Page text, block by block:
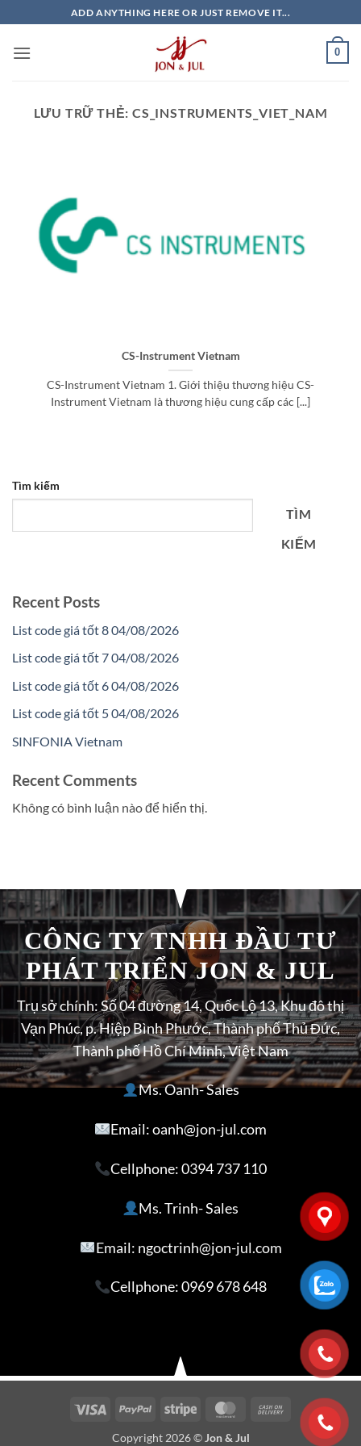
qua
nội
ADD ANYTHING HERE OR JUST REMOVE IT...
0
LƯU TRỮ THẺ: CS_INSTRUMENTS_VIET_NAM
CS-Instrument Vietnam
CS-Instrument Vietnam 1. Giới thiệu thương hiệu CS-
Instrument Vietnam là thương hiệu cung cấp các [...]
Tìm kiếm
TÌM
KIẾM
Recent Posts
List code giá tốt 8 04/08/2026
List code giá tốt 7 04/08/2026
List code giá tốt 6 04/08/2026
List code giá tốt 5 04/08/2026
SINFONIA Vietnam
Recent Comments
Không có bình luận nào để hiển thị.
CÔNG TY TNHH ĐẦU TƯ
PHÁT TRIỂN JON & JUL
Trụ sở chính: Số 04 đường 14, Quốc Lộ 13, Khu đô thị
Vạn Phúc, p. Hiệp Bình Phước, Thành phố Thủ Đức,
Thành phố Hồ Chí Minh, Việt Nam
Ms. Oanh- Sales
Email: oanh@jon-jul.com
Cellphone:0394 737 110
Ms. Trinh- Sales
Email: ngoctrinh@jon-jul.com
Cellphone:0969 678 648
Visa PayPal Stripe MasterCardCash
On
Copyright 2026 © Jon & Jul